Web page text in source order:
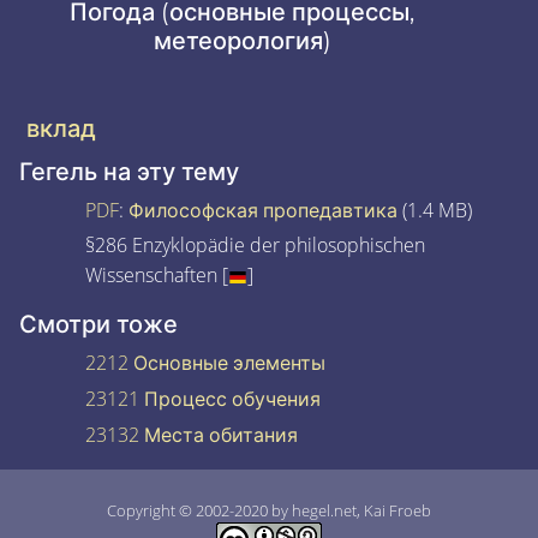
Погода (основные процессы,
метеорология)
вклад
Гегель на эту тему
PDF: Философская пропедавтика (1.4 MB)
§286 Enzyklopädie der philosophischen
Wissenschaften [
]
Смотри тоже
2212 Основные элементы
23121 Процесс обучения
23132 Места обитания
Copyright © 2002-2020 by hegel.net, Kai Froeb